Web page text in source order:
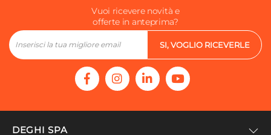
Vuoi ricevere novità e
offerte in anteprima?
SI, VOGLIO RICEVERLE
DEGHI SPA